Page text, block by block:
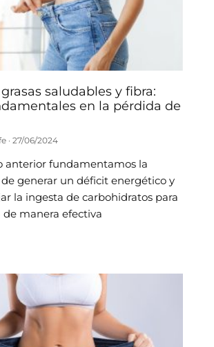
saludables y fibra:
en la pérdida de
27/06/2024
anterior fundamentamos la
generar un déficit energético y
la ingesta de carbohidratos para
de manera efectiva